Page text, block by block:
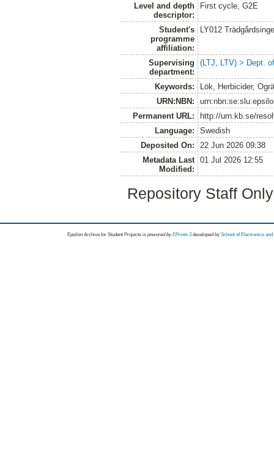
Level and depth
descriptor:
First cycle, G2E
Student's
programme
affiliation:
LY012
Supervising
department:
(LTJ, LTV) > Dept.
Keywords:
Lök, Herbicider,
URN:NBN:
Permanent URL:
http://urn.kb.se/
Language:
Swedish
Deposited On:
22 Jun 2026 09:38
Metadata Last
Modified:
01 Jul 2026 12:55
Repository Staff
Epsilon Archive for Student Projects is powored byEPrints 3 developed by School of Electronics